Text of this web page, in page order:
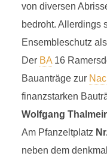
von diversen
bedroht. Allerdings
Ensembleschutz
Der BA16
Bauanträge zur
finanzstarken
Wolfgang Thalmeir
Am Pfanzeltplatz
neben dem